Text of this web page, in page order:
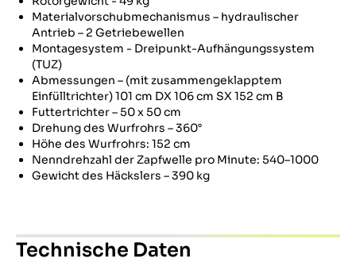
Materialvorschubmechanismus – hydraulischer
Antrieb – 2 Getriebewellen
Montagesystem - Dreipunkt-Aufhängungssystem
(TUZ)
Abmessungen – (mit zusammengeklapptem
Einfülltrichter) 101 cm DX 106 cm SX 152 cm B
Futtertrichter – 50 x 50 cm
Drehung des Wurfrohrs – 360°
Höhe des Wurfrohrs: 152 cm
Nenndrehzahl der Zapfwelle pro Minute: 540–1000
Gewicht des Häckslers – 390 kg
Technische Daten